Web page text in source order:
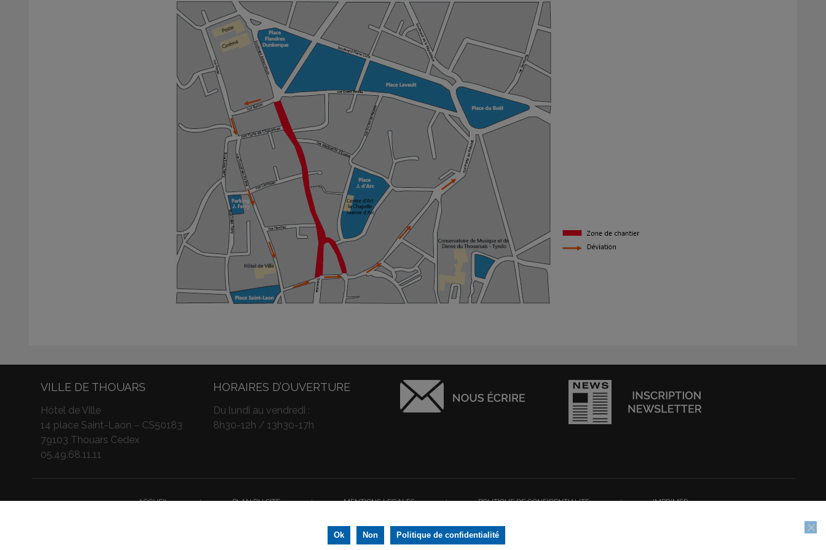
VILLE DE THOUARS
Hôtel de Ville
14 place Saint-Laon – CS50183
79103 Thouars Cedex
05.49.68.11.11
HORAIRES D’OUVERTURE
Du lundi au vendredi :
8h30-12h / 13h30-17h
ACCUEIL I PLAN DU SITE I MENTIONS LEGALES I POLITIQUE DE CONFIDENTIALITE I IMPRIMER
Tous droits réservés © Ville de Thouars - Conception/Réalisation : IGNIS Communication
Ok Non Politique de confidentialité